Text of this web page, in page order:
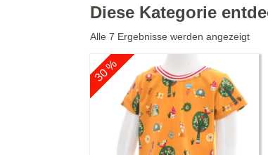
Diese Kategorie
Alle 7 Ergebnisse werden angezeigtNach
30 %